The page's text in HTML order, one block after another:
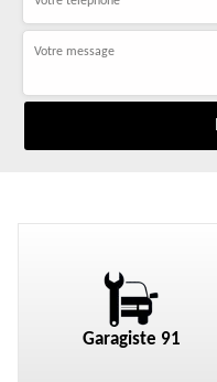
Garagiste 91